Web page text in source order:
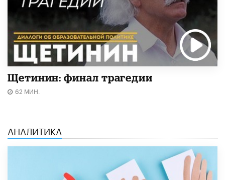
Щетинин: финал трагедии
62 МИН.
АНАЛИТИКА